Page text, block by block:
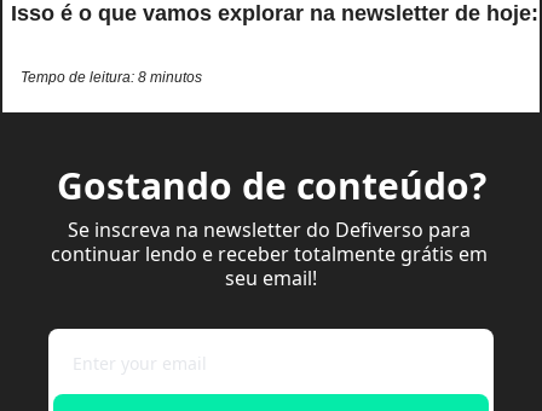
Isso é o que vamos explorar na newsletter de hoje:
Tempo de leitura: 8 minutos
Gostando de conteúdo?
Se inscreva na newsletter do Defiverso para
continuar lendo e receber totalmente grátis em
seu email!